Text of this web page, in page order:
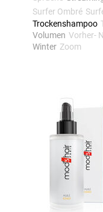
Surfer Ombré
Trockenshampoo
Volumen Vorher-
Winter Zoom